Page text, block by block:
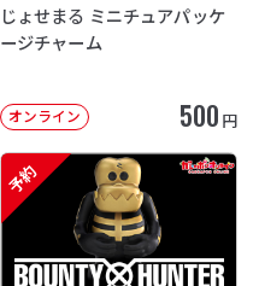
じょせまる ミニチュアパッケ
ージチャーム
オンライン 500 円
予約